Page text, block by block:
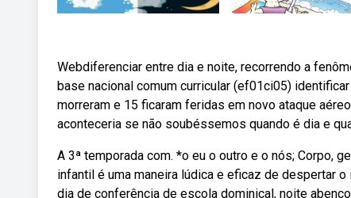
Webdiferenciar entre dia e noite, recorrendo a
base nacional comum curricular (ef01ci05)
morreram e 15 ficaram feridas em novo ataque
aconteceria se não soubéssemos quando é dia e
A 3ª temporada com. *o eu o outro e o nós; Corpo,
infantil é uma maneira lúdica e eficaz de despertar
dia de conferência de escola dominical, noite